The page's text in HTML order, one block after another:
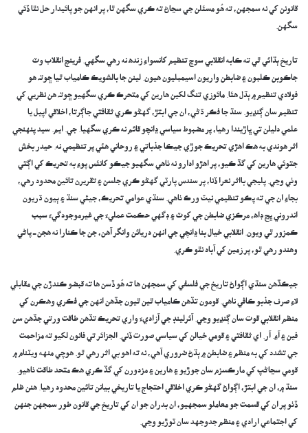
قانونن کي نه سمجهن، ته هُو مسئلن جي سڃاڻ ته ڪري سگهن ٿا، پر انهن جو پائيدار حل نٿا ڏئي
سگهن.
تاريخ ٻڌائي ٿي ته ڪابه انقلابي سوچ تنظيم کانسواءِ زنده نه رهي سگهي. فرينچ انقلاب وٽ
جاڪوبن ڪلبون ۽ ضابطن واريون اسيمبليون هيون. لينن جا بالشويڪ ڪامياب ٿيا ڇو⁠تہ هو
فولادي تنظيم ۾ ٻڌل هئا. مائوزي تنگ لکين هارين کي متحرڪ ڪري سگهيو ڇو⁠تہ هن نظريي کي
تنظيم سان ڳنڍيو. سنڌ جا فڪر ڌڻي، ان جي ابتڙ، گهڻو ڪري ثقافتي جاڳرتا، اخلاقي اپيل يا
علمي دليلن تي ڀاڙيندا رهيا، پر مضبوط سياسي ڍانچو قائم نه ڪري سگهيا. جي. ايم. سيد پنهنجي
اثر هوندي به هڪ اهڙي تحريڪ جوڙي جيڪا جذباتي ۽ روحاني هئي پر تنظيمي نه. حيدر بخش
جتوئي هارين کي گڏ ڪيو، پر اهڙو ادارو نه ٺاهي سگهيو جيڪو کانئس پوءِ به تحريڪ کي اڳتي
وٺي وڃي. پليجي بااثر نعرا ڏنا، پر سندس پارٽي گهڻو ڪري جلسن ۽ تقريرن تائين محدود رهي،
بجاءِ ان جي ته پڪو تنظيمي نيٽ ورڪ ٺاهي. سنڌي عوامي تحريڪ، جيئي سنڌ ۽ ٻيون ڌريون
اندروني ڀڃ ڊاھ، مرڪزي ضابطن جي کوٽ ۽ ڊگهي حڪمت عمليءَ جي غيرموجودگيءَ سبب
ڪمزور ٿي ويون. انقلابي خيال بنا ڍانچي جي انهن دريائن وانگر آهن، جن جا ڪنارا نه هجن ــ پاڻي
وهندو رهي ٿو، پر زمين کي آباد نٿو ڪري.
جيڪڏهن سنڌي اڳواڻ تاريخ جي فلسفي کي سمجهن ها ته هُو ڏسن ها ته قبضو ڪندڙن جي مقابلي
لاءِ صرف جذبو ڪافي ناهي. قومون تڏهن ڪامياب ٿين ٿيون جڏهن انهن جي فڪري وهڪرن کي
منظم انقلابي قوت سان ڳنڍيو وڃي. آئرلينڊ جي آزاديءَ واري تحريڪ تڏهن طاقت ورتي جڏهن سن
فين ۽ آءِ. آر. اي ثقافتي ۽ قومي خيالن کي سياسي صورت ڏني. الجزائر تي فانون لکيو ته مزاحمت
جي تشدد کي به منظم ۽ ضابطن ۾ ٻڌڻ ضروري آهي، نه ته اهو بي اثر رهي ٿو. هوچي منهه ويٽنام ۾
قومي سڃاڻپ کي مارڪسزم سان جوڙيو ۽ هارين ۽ مزدورن کي گڏ ڪري هڪ متحد طاقت ٺاهيو.
سنڌ ۾، ان جي ابتڙ، اڳواڻ گهڻو ڪري اخلاقي احتجاج يا تاريخي بيانن تائين محدود رهيا. هنن ظلم
ڏٺو پر ان کي قسمت جو معاملو سمجهيو، ان بدران جو ان کي تاريخ جي قانون طور سمجهن جنهن
کي اجتماعي ارادي ۽ منظم جدوجهد سان ٽوڙيو وڃي.